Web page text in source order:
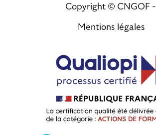
Copyright © CNGOF -
Mentions légales